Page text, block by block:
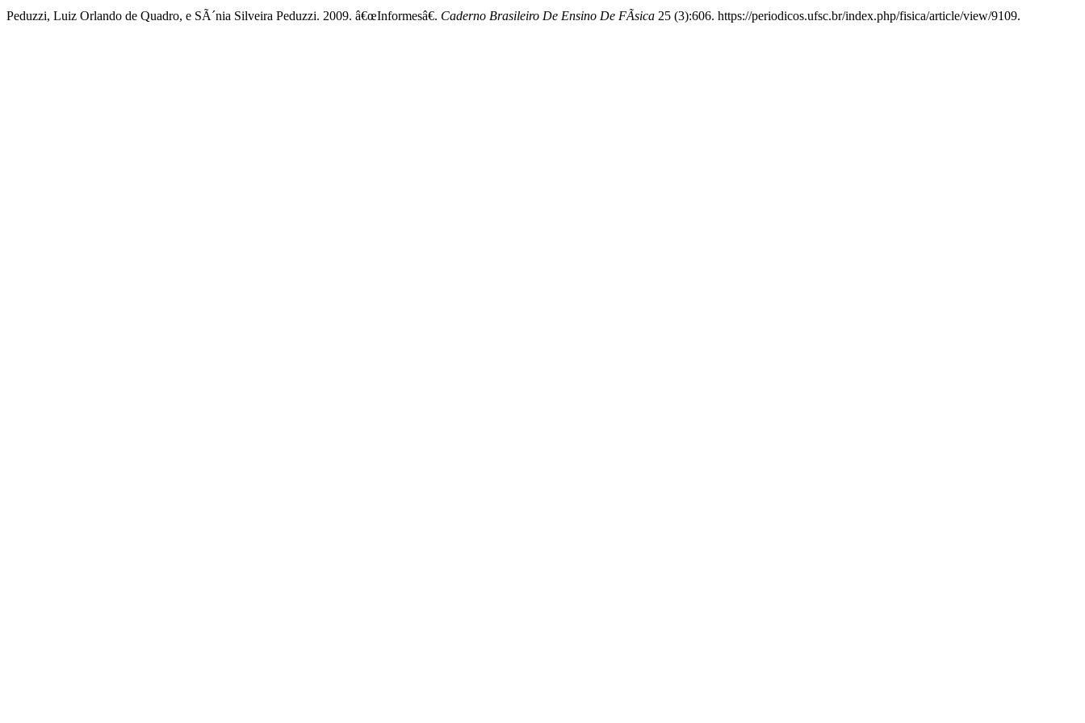
Peduzzi, Luiz Orlando de Quadro, e SÃ´nia Silveira Peduzzi. 2009. â€œInformesâ€. Caderno Brasileiro De Ensino De FÃ­sica 25 (3):606. https://periodicos.ufsc.br/index.php/fisica/article/view/9109.